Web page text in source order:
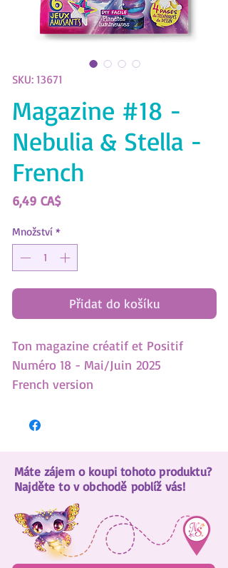
SKU: 13671
Magazine #18 -
Nebulia & Stella -
French
6,49 CA$Cena
Množství *
Přidat do košíku
Ton magazine créatif et Positif
Numéro 18 - Mai/Juin 2025
French version
- Tests: Quel sac peluche est fait
- À lire! Une histoire inédite: La
doubel invitation.
- Gratuit, 12 accessoires pour une
fête Nebulous Stars!
- DIY facile - Planètes lumineuses
Máte zájem o koupi tohoto produktu?
Najděte to v obchodě poblíž vás!